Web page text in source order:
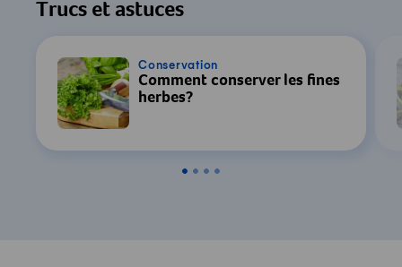
Trucs et astuces
Conservation
Comment conserver les fines
herbes?